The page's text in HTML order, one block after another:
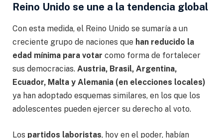
Reino Unido se une a la tendencia global
Con esta medida, el Reino Unido se sumaría a un
creciente grupo de naciones que han reducido la
edad mínima para votar como forma de fortalecer
sus democracias. Austria, Brasil, Argentina,
Ecuador, Malta y Alemania (en elecciones locales)
ya han adoptado esquemas similares, en los que los
adolescentes pueden ejercer su derecho al voto.
Los partidos laboristas, hoy en el poder, habían